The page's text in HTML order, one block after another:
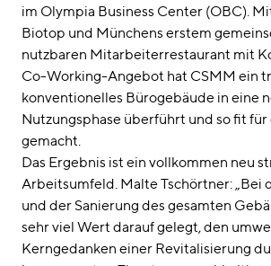
im Olympia Business Center (OBC).
Biotop und Münchens erstem
nutzbaren Mitarbeiterrestaurant mit
Co-Working-Angebot hat CSMM ein
konventionelles Bürogebäude in eine
Nutzungsphase überführt und so fit
gemacht.
Das Ergebnis ist ein vollkommen neu
Arbeitsumfeld. Malte Tschörtner: „Bei
und der Sanierung des gesamten
sehr viel Wert darauf gelegt, den
Kerngedanken einer Revitalisierung